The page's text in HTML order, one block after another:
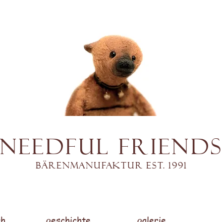
Needful Friends
Bärenmanufaktur est. 1991